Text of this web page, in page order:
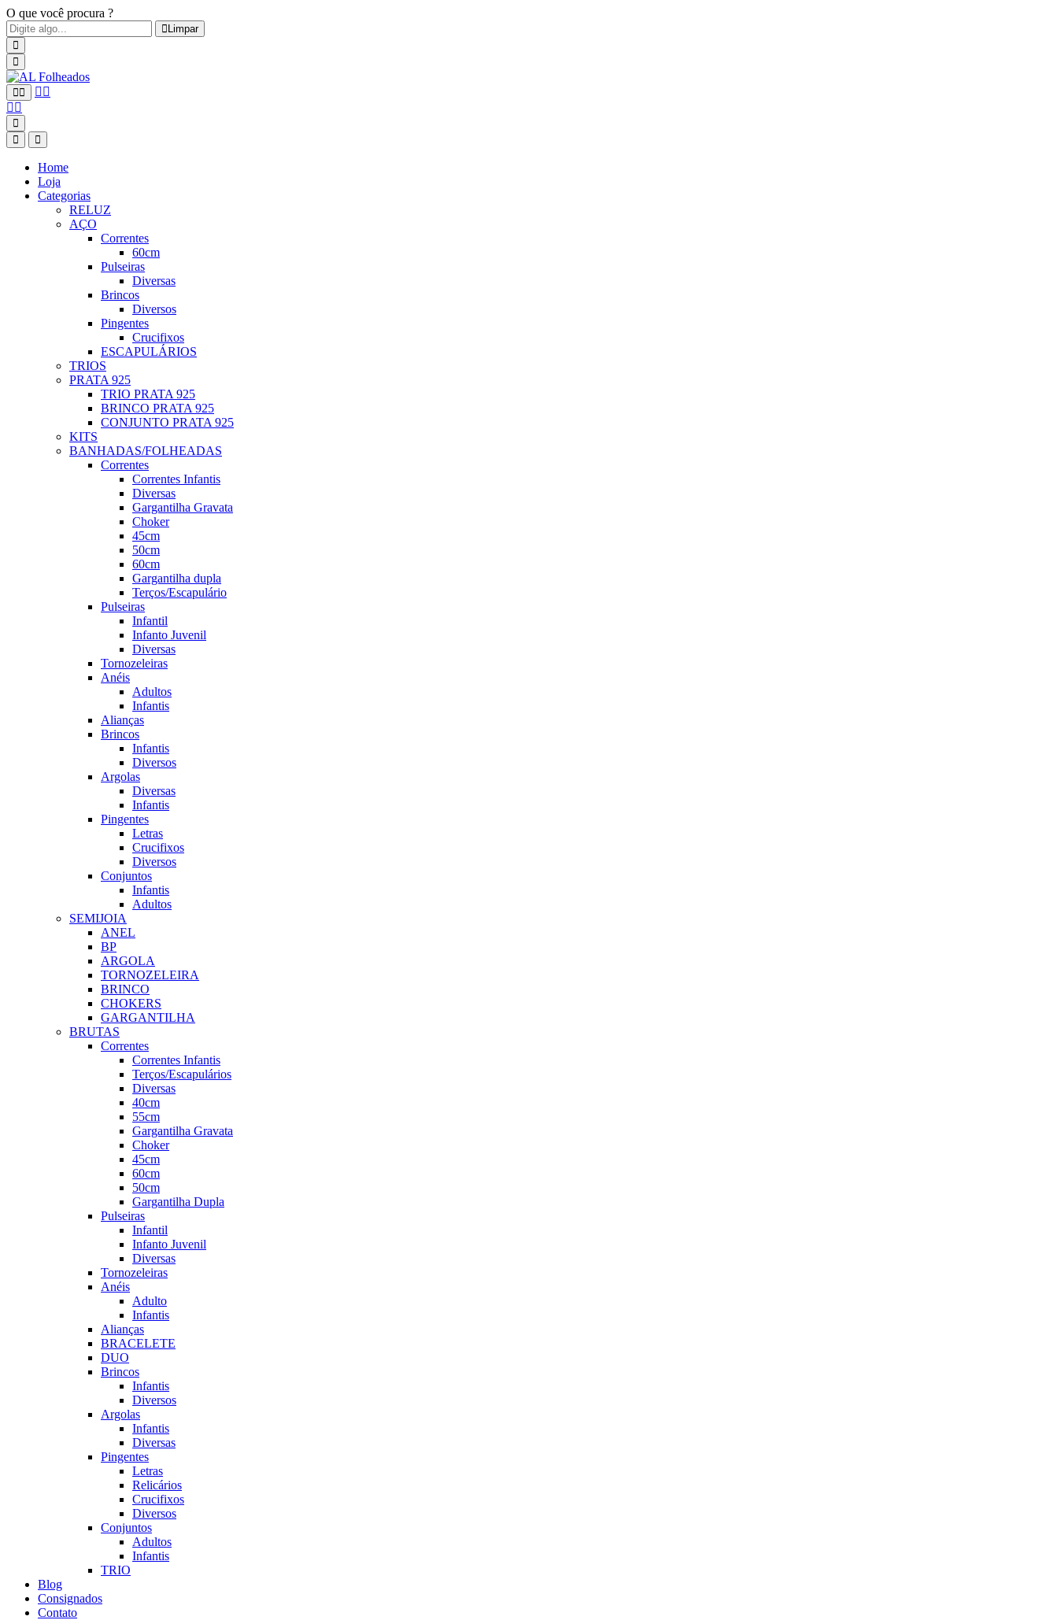
O que você procura ?
Limpar
Home
Loja
Categorias
RELUZ
AÇO
Correntes
60cm
Pulseiras
Diversas
Brincos
Diversos
Pingentes
Crucifixos
ESCAPULÁRIOS
TRIOS
PRATA 925
TRIO PRATA 925
BRINCO PRATA 925
CONJUNTO PRATA 925
KITS
BANHADAS/FOLHEADAS
Correntes
Correntes Infantis
Diversas
Gargantilha Gravata
Choker
45cm
50cm
60cm
Gargantilha dupla
Terços/Escapulário
Pulseiras
Infantil
Infanto Juvenil
Diversas
Tornozeleiras
Anéis
Adultos
Infantis
Alianças
Brincos
Infantis
Diversos
Argolas
Diversas
Infantis
Pingentes
Letras
Crucifixos
Diversos
Conjuntos
Infantis
Adultos
SEMIJOIA
ANEL
BP
ARGOLA
TORNOZELEIRA
BRINCO
CHOKERS
GARGANTILHA
BRUTAS
Correntes
Correntes Infantis
Terços/Escapulários
Diversas
40cm
55cm
Gargantilha Gravata
Choker
45cm
60cm
50cm
Gargantilha Dupla
Pulseiras
Infantil
Infanto Juvenil
Diversas
Tornozeleiras
Anéis
Adulto
Infantis
Alianças
BRACELETE
DUO
Brincos
Infantis
Diversos
Argolas
Infantis
Diversas
Pingentes
Letras
Relicários
Crucifixos
Diversos
Conjuntos
Adultos
Infantis
TRIO
Blog
Consignados
Contato